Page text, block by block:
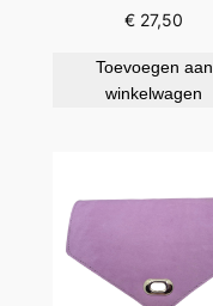
€ 27,50
Toevoegen aan
winkelwagen